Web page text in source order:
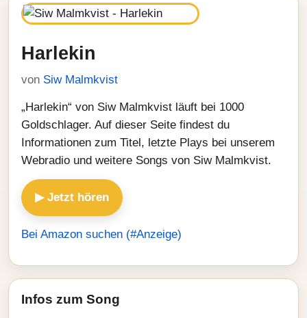
Harlekin
von Siw Malmkvist
„Harlekin“ von Siw Malmkvist läuft bei 1000
Goldschlager. Auf dieser Seite findest du
Informationen zum Titel, letzte Plays bei unserem
Webradio und weitere Songs von Siw Malmkvist.
▶ Jetzt hören
Bei Amazon suchen (#Anzeige)
Infos zum Song